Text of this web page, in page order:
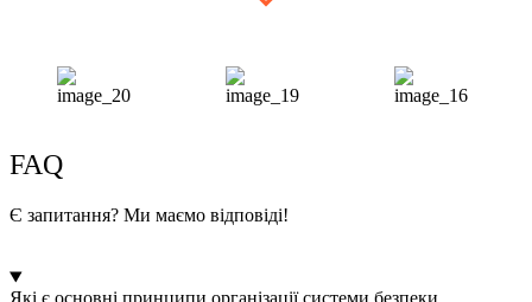
FAQ
Є запитання? Ми маємо відповіді!